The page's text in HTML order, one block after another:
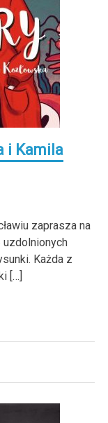
i Kamila
zaprasza na
Każda z
[…]